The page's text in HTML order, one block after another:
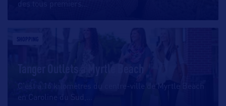
des tous premiers
SHOPPING
Tanger Outlets à Myrtle Beach
C’est à 16 kilomètres du centre-ville de Myrtle Beach
en Caroline du Sud,